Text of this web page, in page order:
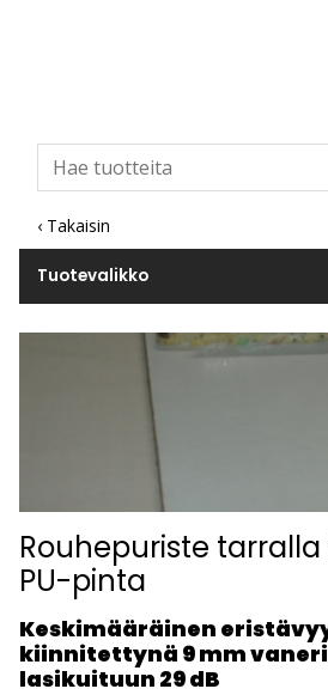
‹ Takaisin
Tuotevalikko
Rouhepuriste
PU-pinta
Keskimääräinen
kiinnitettynä 9 mm
lasikuituun 29 dB